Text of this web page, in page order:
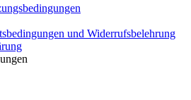
und Widerrufsbelehrung